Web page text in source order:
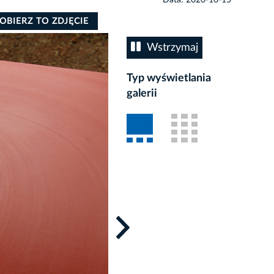
Wstrzymaj
Typ wyświetlania
galerii
TO ZDJĘCIE